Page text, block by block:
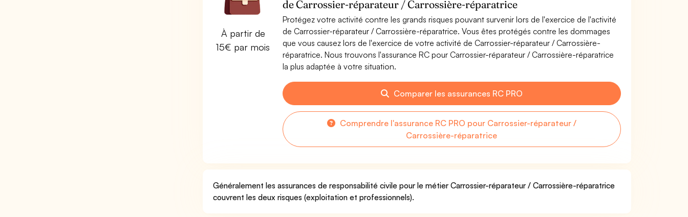
À partir de
15€ par mois
de Carrossier-réparateur / Carrossière-réparatrice
Protégez votre activité contre les grands risques pouvant survenir lors de l'exercice de l'activité
de Carrossier-réparateur / Carrossière-réparatrice. Vous êtes protégés contre les dommages
que vous causez lors de l'exercice de votre activité de Carrossier-réparateur / Carrossière-
réparatrice. Nous trouvons l'assurance RC pour Carrossier-réparateur / Carrossière-réparatrice
la plus adaptée à votre situation.
Comparer les assurances RC PRO
Comprendre l'assurance RC PRO pour Carrossier-réparateur /
Carrossière-réparatrice
Généralement les assurances de responsabilité civile pour le métier Carrossier-réparateur / Carrossière-réparatrice
couvrent les deux risques (exploitation et professionnels).